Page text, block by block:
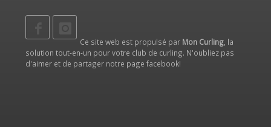
Ce site web est propulsé par Mon Curling, la
solution tout-en-un pour votre club de curling. N'oubliez pas
d'aimer et de partager notre page facebook!